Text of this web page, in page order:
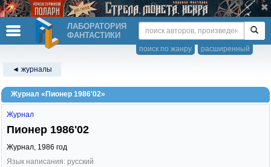
ЛАБОРАТОРИЯ
ФАНТАСТИКИ
расширенный
поиск по жанру
◄ журналы
Журнал «Пионер 1986'02»
Журнал
Пионер 1986'02
Журнал, 1986 год
Язык написания: русский